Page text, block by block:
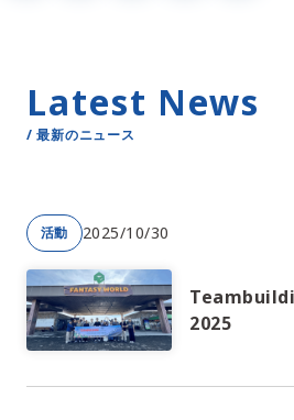
Latest News
/ 最新のニュース
活動 2025/10/30
2025